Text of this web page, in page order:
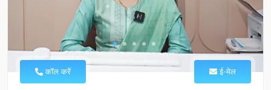
कॉल करें ई-मेल